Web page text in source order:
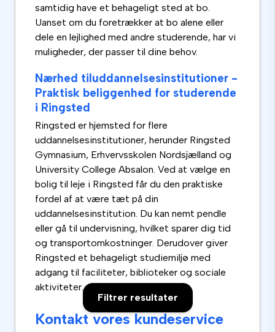
Filtrer resultater
samtidig have et behageligt sted at bo.
Uanset om du foretrækker at bo alene eller
dele en lejlighed med andre studerende, har vi
muligheder, der passer til dine behov.
Nærhed tiluddannelsesinstitutioner -
Praktisk beliggenhed for studerende
i Ringsted
Ringsted er hjemsted for flere
uddannelsesinstitutioner, herunder Ringsted
Gymnasium, Erhvervsskolen Nordsjælland og
University College Absalon. Ved at vælge en
bolig til leje i Ringsted får du den praktiske
fordel af at være tæt på din
uddannelsesinstitution. Du kan nemt pendle
eller gå til undervisning, hvilket sparer dig tid
og transportomkostninger. Derudover giver
Ringsted et behageligt studiemiljø med
adgang til faciliteter, biblioteker og sociale
aktiviteter.
Kontakt vores kundeservice